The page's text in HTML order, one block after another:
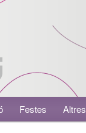
Festes Altres